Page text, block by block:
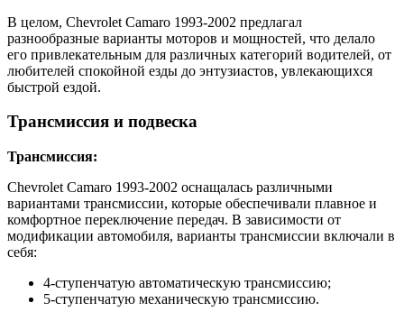
В целом, Chevrolet Camaro 1993-2002 предлагал
разнообразные варианты моторов и мощностей, что делало
его привлекательным для различных категорий водителей, от
любителей спокойной езды до энтузиастов, увлекающихся
быстрой ездой.
Трансмиссия и подвеска
Трансмиссия:
Chevrolet Camaro 1993-2002 оснащалась различными
вариантами трансмиссии, которые обеспечивали плавное и
комфортное переключение передач. В зависимости от
модификации автомобиля, варианты трансмиссии включали в
себя:
4-ступенчатую автоматическую трансмиссию;
5-ступенчатую механическую трансмиссию.